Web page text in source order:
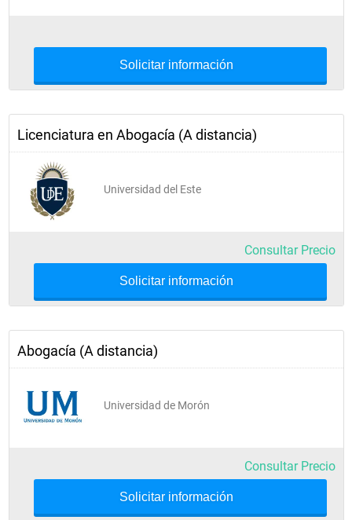
Solicitar información
Licenciatura en Abogacía (A distancia)
Universidad del Este
Consultar Precio
Solicitar información
Abogacía (A distancia)
Universidad de Morón
Consultar Precio
Solicitar información